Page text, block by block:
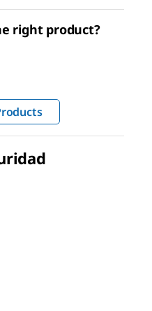
right product?